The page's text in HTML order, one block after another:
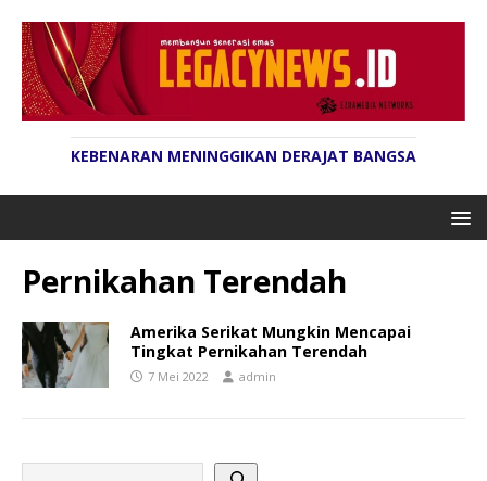
KEBENARAN MENINGGIKAN DERAJAT BANGSA
Pernikahan Terendah
Amerika Serikat Mungkin Mencapai
Tingkat Pernikahan Terendah
7 Mei 2022 admin